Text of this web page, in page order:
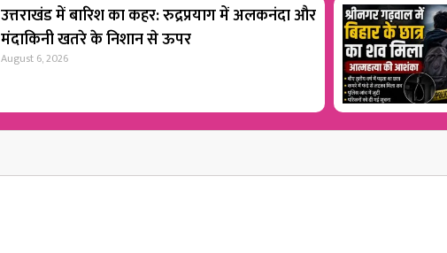
उत्तराखंड में बारिश का कहर: रुद्रप्रयाग में अलकनंदा और
मंदाकिनी खतरे के निशान से ऊपर
August 6, 2026